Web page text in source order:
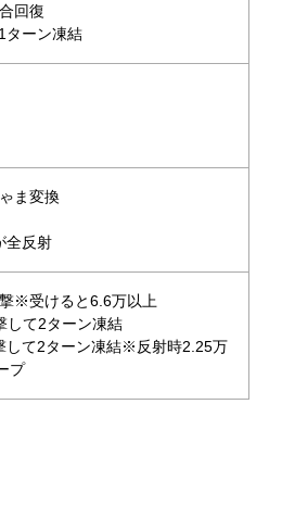
回復
ターン凍結
ま変換
全反射
※受けると6.6万以上
して2ターン凍結
して2ターン凍結※反射時2.25万
プ